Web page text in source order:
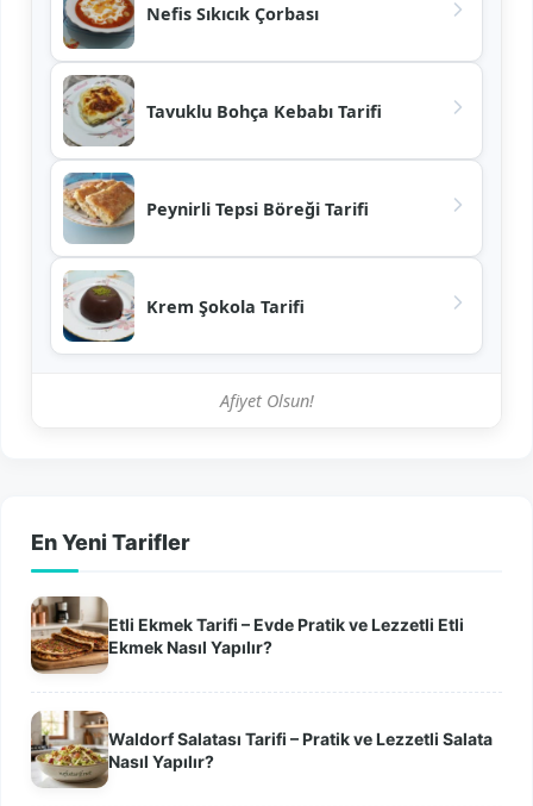
Nefis Sıkıcık Çorbası
Tavuklu Bohça Kebabı Tarifi
Peynirli Tepsi Böreği Tarifi
Krem Şokola Tarifi
Afiyet Olsun!
En Yeni Tarifler
Etli Ekmek Tarifi – Evde Pratik ve Lezzetli Etli
Ekmek Nasıl Yapılır?
Waldorf Salatası Tarifi – Pratik ve Lezzetli Salata
Nasıl Yapılır?